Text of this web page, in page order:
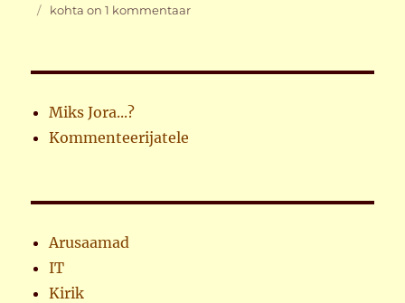
Uus
kohta on 1 kommentaar
Miks Jora...?
Kommenteerijatele
Arusaamad
IT
Kirik